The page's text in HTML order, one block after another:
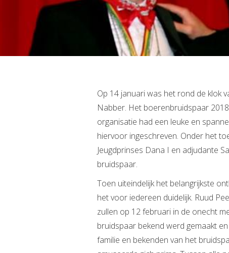
Op 14 januari was het rond de klok
Nabber. Het boerenbruidspaar
organisatie had een leuke en
hiervoor ingeschreven. Onder het
Jeugdprinses Dana I en adjudante
bruidspaar.
Toen uiteindelijk het belangrijkste
het voor iedereen duidelijk. Ruud
zullen op 12 februari in de onecht
bruidspaar bekend werd gemaakt
familie en bekenden van het